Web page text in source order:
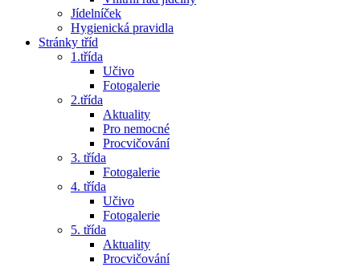
Jídelníček
Hygienická pravidla
Stránky tříd
1.třída
Učivo
Fotogalerie
2.třída
Aktuality
Pro nemocné
Procvičování
3. třída
Fotogalerie
4. třída
Učivo
Fotogalerie
5. třída
Aktuality
Procvičování